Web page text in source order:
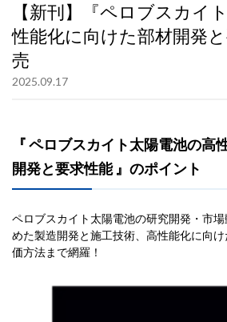
【新刊】『ペロブスカイ
性能化に向けた部材開発
売
2025.09.17
『 ペロブスカイト太陽電池の高
開発と要求性能 』のポイント
ペロブスカイト太陽電池の研究開発・市
めた製造開発と施工技術、高性能化に向
価方法まで網羅！